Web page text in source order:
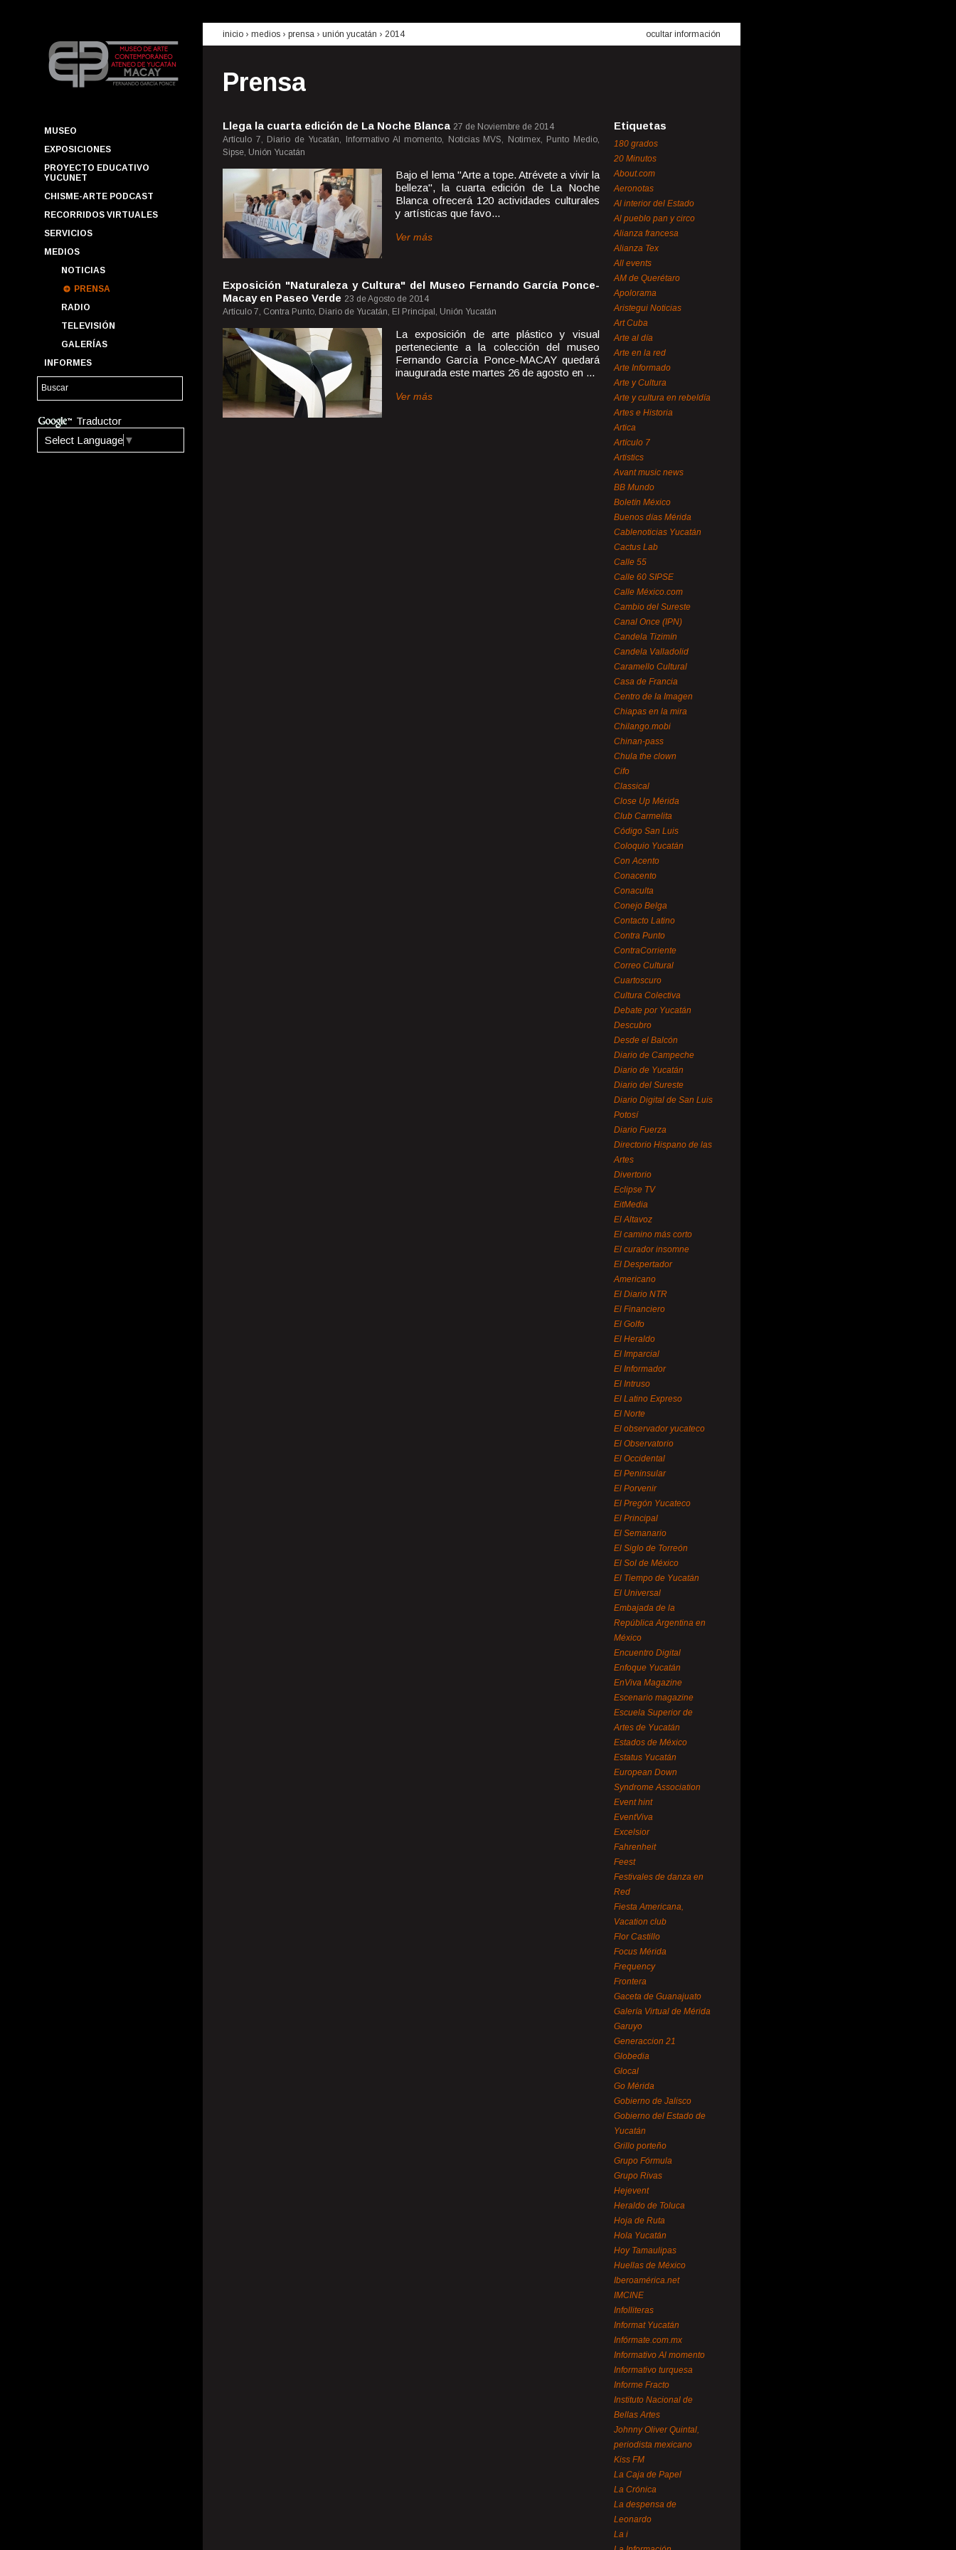
MUSEO
EXPOSICIONES
PROYECTO EDUCATIVO
YUCUNET
CHISME-ARTE PODCAST
RECORRIDOS VIRTUALES
SERVICIOS
MEDIOS
NOTICIAS
PRENSA
RADIO
TELEVISIÓN
GALERÍAS
INFORMES
Traductor
Select Language ▼
inicio › medios › prensa › unión yucatán › 2014 ocultar información
Prensa
Llega la cuarta edición de La Noche Blanca 27 de Noviembre de 2014
Artículo 7, Diario de Yucatán, Informativo Al momento, Noticias MVS, Notimex, Punto Medio,
Sipse, Unión Yucatán
Bajo el lema "Arte a tope. Atrévete a vivir la
belleza", la cuarta edición de La Noche
Blanca ofrecerá 120 actividades culturales
y artísticas que favo...
Ver más
Exposición "Naturaleza y Cultura" del Museo Fernando García Ponce-
Macay en Paseo Verde 23 de Agosto de 2014
Artículo 7, Contra Punto, Diario de Yucatán, El Principal, Unión Yucatán
La exposición de arte plástico y visual
perteneciente a la colección del museo
Fernando García Ponce-MACAY quedará
inaugurada este martes 26 de agosto en ...
Ver más
Etiquetas
180 grados
20 Minutos
About.com
Aeronotas
Al interior del Estado
Al pueblo pan y circo
Alianza francesa
Alianza Tex
All events
AM de Querétaro
Apolorama
Aristegui Noticias
Art Cuba
Arte al día
Arte en la red
Arte Informado
Arte y Cultura
Arte y cultura en rebeldía
Artes e Historia
Artica
Artículo 7
Artistics
Avant music news
BB Mundo
Boletín México
Buenos días Mérida
Cablenoticias Yucatán
Cactus Lab
Calle 55
Calle 60 SIPSE
Calle México.com
Cambio del Sureste
Canal Once (IPN)
Candela Tizimín
Candela Valladolid
Caramello Cultural
Casa de Francia
Centro de la Imagen
Chiapas en la mira
Chilango.mobi
Chinan-pass
Chula the clown
Cifo
Classical
Close Up Mérida
Club Carmelita
Código San Luis
Coloquio Yucatán
Con Acento
Conacento
Conaculta
Conejo Belga
Contacto Latino
Contra Punto
ContraCorriente
Correo Cultural
Cuartoscuro
Cultura Colectiva
Debate por Yucatán
Descubro
Desde el Balcón
Diario de Campeche
Diario de Yucatán
Diario del Sureste
Diario Digital de San Luis
Potosí
Diario Fuerza
Directorio Hispano de las
Artes
Divertorio
Eclipse TV
EitMedia
El Altavoz
El camino más corto
El curador insomne
El Despertador
Americano
El Diario NTR
El Financiero
El Golfo
El Heraldo
El Imparcial
El Informador
El Intruso
El Latino Expreso
El Norte
El observador yucateco
El Observatorio
El Occidental
El Peninsular
El Porvenir
El Pregón Yucateco
El Principal
El Semanario
El Siglo de Torreón
El Sol de México
El Tiempo de Yucatán
El Universal
Embajada de la
República Argentina en
México
Encuentro Digital
Enfoque Yucatán
EnViva Magazine
Escenario magazine
Escuela Superior de
Artes de Yucatán
Estados de México
Estatus Yucatán
European Down
Syndrome Association
Event hint
EventViva
Excelsior
Fahrenheit
Feest
Festivales de danza en
Red
Fiesta Americana,
Vacation club
Flor Castillo
Focus Mérida
Frequency
Frontera
Gaceta de Guanajuato
Galería Virtual de Mérida
Garuyo
Generaccion 21
Globedia
Glocal
Go Mérida
Gobierno de Jalisco
Gobierno del Estado de
Yucatán
Grillo porteño
Grupo Fórmula
Grupo Rivas
Hejevent
Heraldo de Toluca
Hoja de Ruta
Hola Yucatán
Hoy Tamaulipas
Huellas de México
Iberoamérica.net
IMCINE
Infolliteras
Informat Yucatán
Infórmate.com.mx
Informativo Al momento
Informativo turquesa
Informe Fracto
Instituto Nacional de
Bellas Artes
Johnny Oliver Quintal,
periodista mexicano
Kiss FM
La Caja de Papel
La Crónica
La despensa de
Leonardo
La i